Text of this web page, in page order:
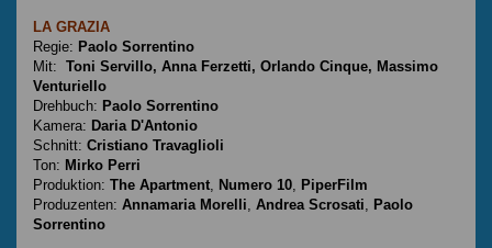
LA GRAZIA
Regie: Paolo Sorrentino
Mit: Toni Servillo, Anna Ferzetti, Orlando Cinque, Massimo
Venturiello
Drehbuch: Paolo Sorrentino
Kamera: Daria D'Antonio
Schnitt: Cristiano Travaglioli
Ton: Mirko Perri
Produktion: The Apartment, Numero 10, PiperFilm
Produzenten: Annamaria Morelli, Andrea Scrosati, Paolo
Sorrentino